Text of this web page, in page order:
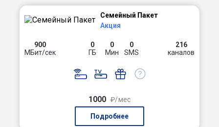
Семейный Пакет
Акция
900
МБит/сек
0
ГБ
0
Мин
0
SMS
216
каналов
1000 ₽/мес
Подробнее